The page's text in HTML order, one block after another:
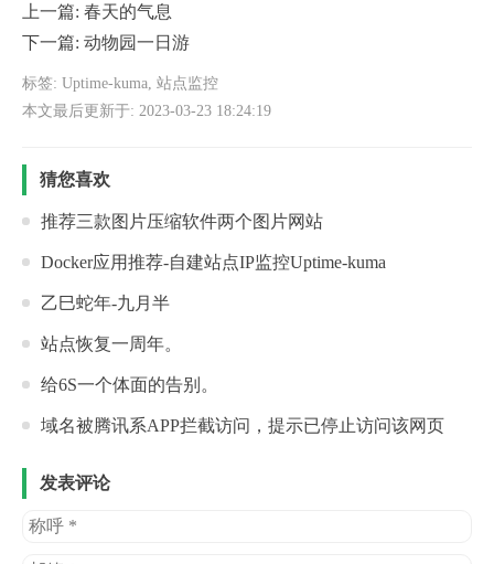
上一篇: 春天的气息
下一篇: 动物园一日游
标签: Uptime-kuma 站点监控
本文最后更新于: 2023-03-23 18:24:19
猜您喜欢
推荐三款图片压缩软件两个图片网站
Docker应用推荐-自建站点IP监控Uptime-kuma
乙巳蛇年-九月半
站点恢复一周年。
给6S一个体面的告别。
域名被腾讯系APP拦截访问，提示已停止访问该网页
发表评论